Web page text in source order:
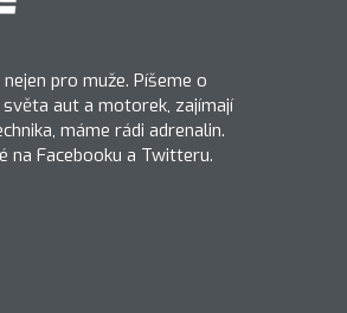
pro muže. Píšeme o
světa aut a motorek, zajímají
máme rádi adrenalin.
na Facebooku a Twitteru.